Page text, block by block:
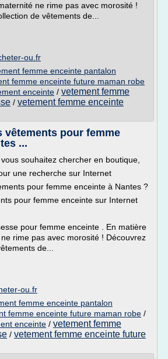
ne rime pas avec morosité !
de vêtements de...
ou.fr
femme enceinte pantalon
femme enceinte future maman robe
enceinte / vetement femme
/ vetement femme enceinte
vêtements pour femme
...
souhaitez chercher en boutique,
une recherche sur Internet
pour femme enceinte à Nantes ?
pour femme enceinte sur Internet
pour femme enceinte . En matière
rime pas avec morosité ! Découvrez
de...
ou.fr
femme enceinte pantalon
femme enceinte future maman robe /
enceinte / vetement femme
/ vetement femme enceinte future